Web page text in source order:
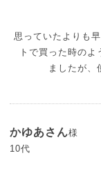
思っていたよりも
トで買った時の
ましたが、
かゆあさん様
10代